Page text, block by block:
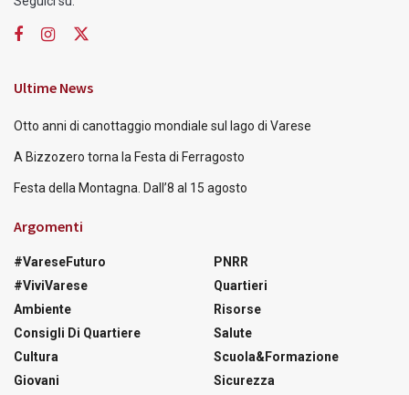
Ultime News
Otto anni di canottaggio mondiale sul lago di Varese
A Bizzozero torna la Festa di Ferragosto
Festa della Montagna. Dall’8 al 15 agosto
Argomenti
#VareseFuturo
#ViviVarese
Ambiente
Consigli Di Quartiere
Cultura
Giovani
PNRR
Quartieri
Risorse
Salute
Scuola&Formazione
Sicurezza